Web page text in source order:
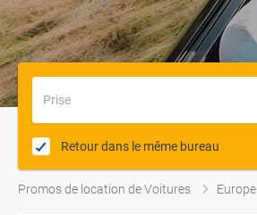
Prise
Retour dans le même bureau
Promos de location de Voitures Europe